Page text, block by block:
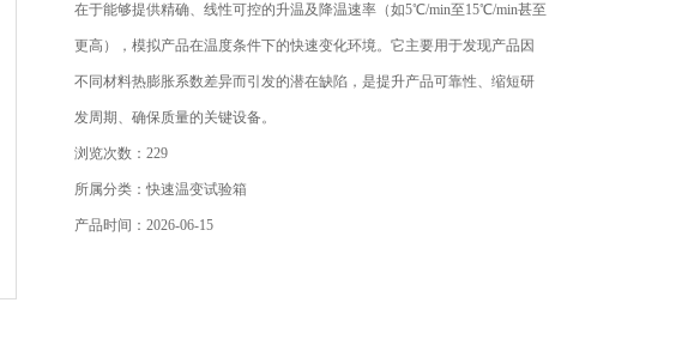
在于能够提供精确、线性可控的升温及降温速率（如5℃/min至15℃/min甚至
更高），模拟产品在温度条件下的快速变化环境。它主要用于发现产品因
不同材料热膨胀系数差异而引发的潜在缺陷，是提升产品可靠性、缩短研
发周期、确保质量的关键设备。
浏览次数：229
所属分类：快速温变试验箱
产品时间：2026-06-15